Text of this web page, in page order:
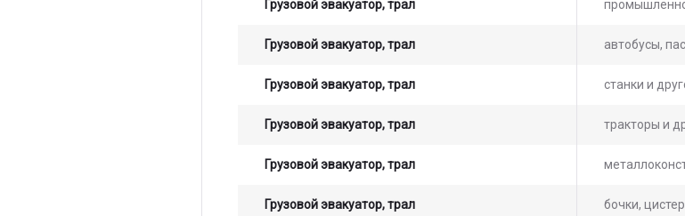
Грузовой эвакуатор, трал
Грузовой эвакуатор, трал автобусы,
Грузовой эвакуатор, трал станки и
Грузовой эвакуатор, трал тракторы и
Грузовой эвакуатор, трал
Грузовой эвакуатор, трал бочки,